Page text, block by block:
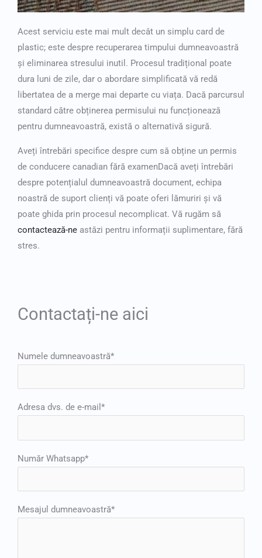
Acest serviciu este mai mult decât un simplu card de
plastic; este despre recuperarea timpului dumneavoastră
și eliminarea stresului inutil. Procesul tradițional poate
dura luni de zile, dar o abordare simplificată vă redă
libertatea de a merge mai departe cu viața. Dacă parcursul
standard către obținerea permisului nu funcționează
pentru dumneavoastră, există o alternativă sigură.
Aveți întrebări specifice despre cum să obține un permis
de conducere canadian fără examenDacă aveți întrebări
despre potențialul dumneavoastră document, echipa
noastră de suport clienți vă poate oferi lămuriri și vă
poate ghida prin procesul necomplicat. Vă rugăm să
contactează-ne astăzi pentru informații suplimentare, fără
stres.
Contactați-ne aici
Numele dumneavoastră*
Adresa dvs. de e-mail*
Număr Whatsapp*
Mesajul dumneavoastră*